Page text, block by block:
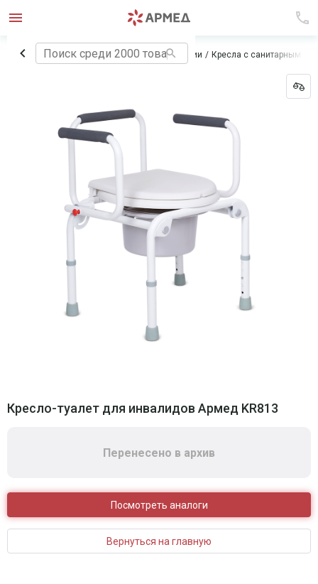
Главная Технические средства реабилитации Кресла с санитарным
Кресло-туалет для инвалидов Армед KR813
Перенесено в архив
Посмотреть аналоги
Вернуться на главную